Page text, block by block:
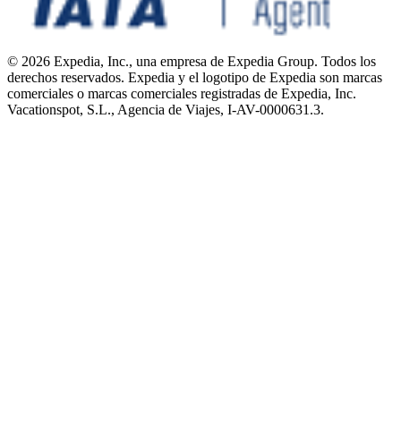
© 2026 Expedia, Inc., una empresa de Expedia Group. Todos los
derechos reservados. Expedia y el logotipo de Expedia son marcas
comerciales o marcas comerciales registradas de Expedia, Inc.
Vacationspot, S.L., Agencia de Viajes, I-AV-0000631.3.